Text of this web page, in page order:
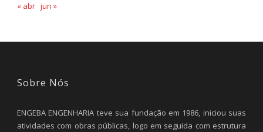
« abr jun »
Sobre Nós
ENGEBA ENGENHARIA teve sua fundação em 1986, iniciou suas
atividades com obras públicas, logo em seguida com estrutura